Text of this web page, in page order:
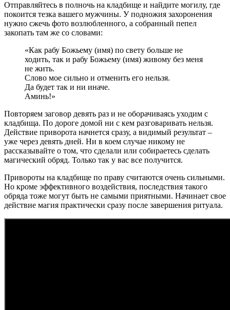
Отправляйтесь в полночь на кладбище и найдите могилу, где
покоится тезка вашего мужчины. У подножия захоронения
нужно сжечь фото возлюбленного, а собранный пепел
закопать там же со словами:
«Как рабу Божьему (имя) по свету больше не
ходить, так и рабу Божьему (имя) живому без меня
не жить.
Слово мое сильно и отменить его нельзя.
Да будет так и ни иначе.
Аминь!»
Повторяем заговор девять раз и не оборачиваясь уходим с
кладбища. По дороге домой ни с кем разговаривать нельзя.
Действие приворота начнется сразу, а видимый результат –
уже через девять дней. Ни в коем случае никому не
рассказывайте о том, что сделали или собираетесь сделать
магический обряд. Только так у вас все получится.
Привороты на кладбище по праву считаются очень сильными.
Но кроме эффективного воздействия, последствия такого
обряда тоже могут быть не самыми приятными. Начинает свое
действие магия практически сразу после завершения ритуала.